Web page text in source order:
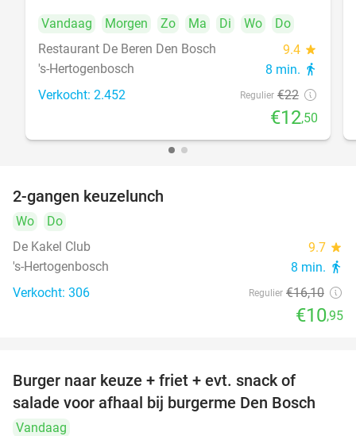
Vandaag
Morgen Zo Ma Di Wo
Do
Restaurant De Beren Den Bosch
9.4 star
's-Hertogenbosch 8 min. directions_walk
Verkocht: 2.452 Regulier €22
€12,50
2-gangen keuzelunch
Wo
Do
De Kakel Club
9.7 star
's-Hertogenbosch 8 min. directions_walk
Verkocht: 306 Regulier €16,10
€10,95
Burger naar keuze + friet + evt. snack of
salade voor afhaal bij burgerme Den Bosch
Vandaag